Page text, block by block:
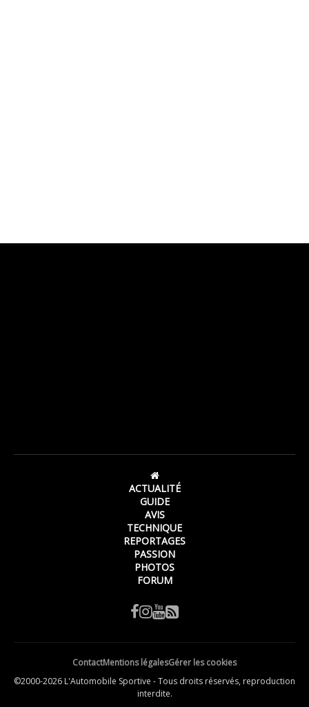
ACTUALITÉ
GUIDE
AVIS
TECHNIQUE
REPORTAGES
PASSION
PHOTOS
FORUM
ContactMentions légalesGérer les cookies
©2000-2026 L'Automobile Sportive - Tous droits réservés, reproduction
interdite.